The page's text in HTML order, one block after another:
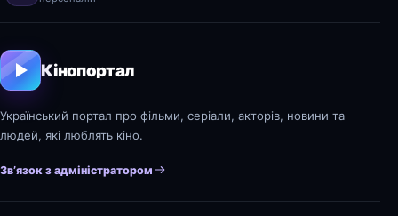
Кінопортал
Український портал про фільми, серіали, акторів, новини та
людей, які люблять кіно.
Зв’язок з адміністратором